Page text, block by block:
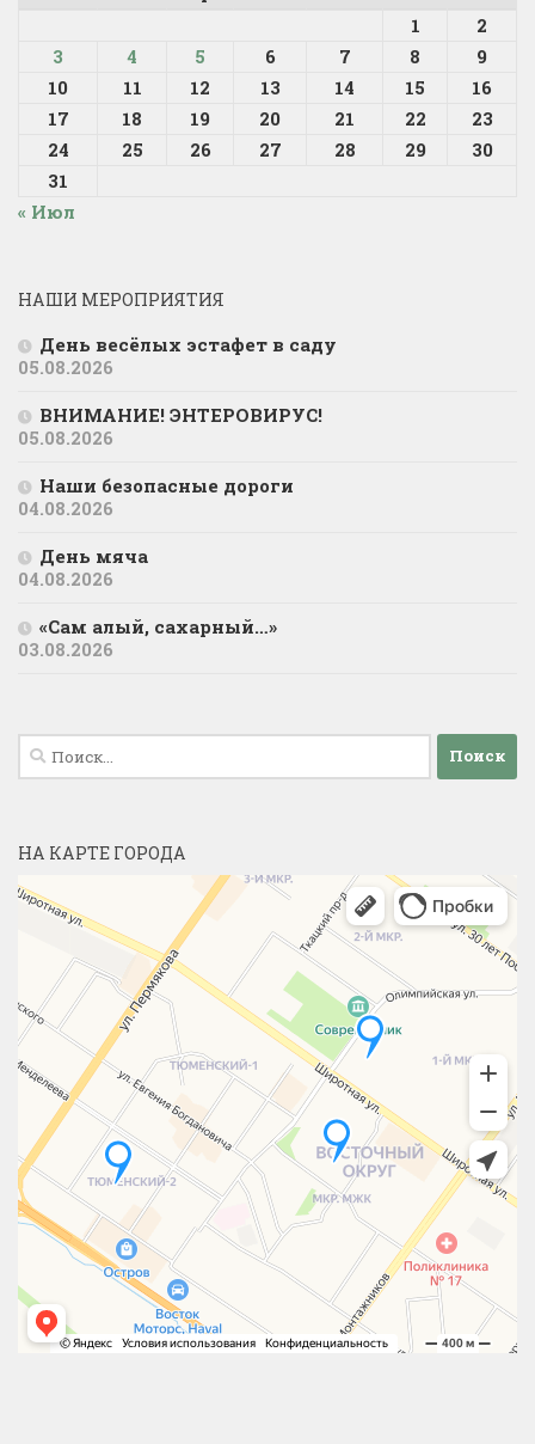
1
2
3
4 5 6 7 8
9
10
11 12 13 14 15
16
17
18 19 20 21 22
23
24
25 26 27 28 29
30
31
« Июл
НАШИ МЕРОПРИЯТИЯ
День весёлых эстафет в саду
05.08.2026
ВНИМАНИЕ! ЭНТЕРОВИРУС!
05.08.2026
Наши безопасные дороги
04.08.2026
День мяча
04.08.2026
«Сам алый, сахарный…»
03.08.2026
Найти:
НА КАРТЕ ГОРОДА